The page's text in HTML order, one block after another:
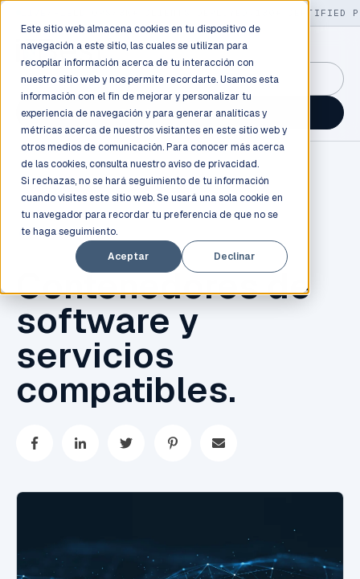
Este sitio web almacena cookies en tu dispositivo de
navegación a este sitio, las cuales se utilizan para
recopilar información acerca de tu interacción con
nuestro sitio web y nos permite recordarte. Usamos esta
información con el fin de mejorar y personalizar tu
experiencia de navegación y para generar analíticas y
métricas acerca de nuestros visitantes en este sitio web y
otros medios de comunicación. Para conocer más acerca
de las cookies, consulta nuestro aviso de privacidad.
Si rechazas, no se hará seguimiento de tu información
cuando visites este sitio web. Se usará una sola cookie en
tu navegador para recordar tu preferencia de que no se
te haga seguimiento.
Aceptar
Declinar
130+ CERTIFIED
GuidancePlex →
Talk to an engineer →
CONTENEDORES
Contenedores de
software y
servicios
compatibles.